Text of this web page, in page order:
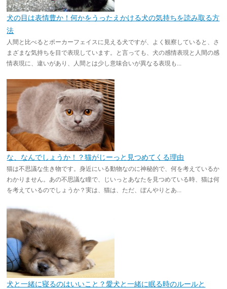
犬の目は表情豊か！何かをうったえかける犬の気持ちを読み取る方
法
人間と比べるとポーカーフェイスに見える犬ですが、よく観察していると、さ
まざまな気持ちを目で表現しています。と言っても、犬の感情表現と人間の感
情表現に、違いがあり、人間とは少し意味合いが異なる表現も...
な、なんでしょうか！？猫がじーっと見つめてくる理由
猫は不思議な生き物です。身近にいる動物なのに神秘的で、何を考えているか
わかりません。あの不思議な瞳で、じいっとあなたを見つめている時、猫は何
を考えているのでしょうか？実は、猫は、ただ、ぼんやりとあ...
犬と一緒に寝るのはいいこと？愛犬と一緒に眠る時のルールと